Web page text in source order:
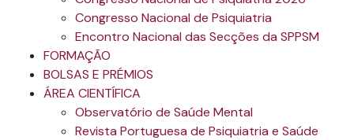
Congresso Nacional de Psiquiatria
Encontro Nacional das Secções da SPPSM
FORMAÇÃO
BOLSAS E PRÉMIOS
ÁREA CIENTÍFICA
Observatório de Saúde Mental
Revista Portuguesa de Psiquiatria e Saúde